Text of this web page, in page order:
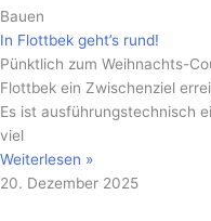
Bauen
In Flottbek geht’s rund!
Pünktlich zum Weihnachts-
Flottbek ein Zwischenziel
Es ist ausführungstechnisch
viel
Weiterlesen »
20. Dezember 2025